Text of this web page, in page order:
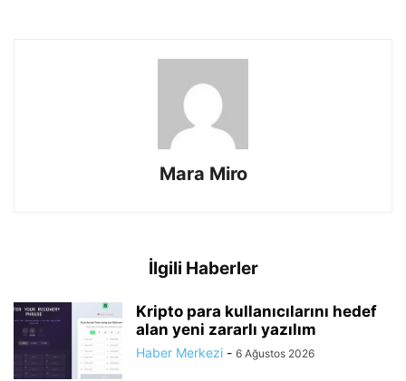
Mara Miro
İlgili Haberler
Kripto para kullanıcılarını hedef
alan yeni zararlı yazılım
Haber Merkezi - 6 Ağustos 2026